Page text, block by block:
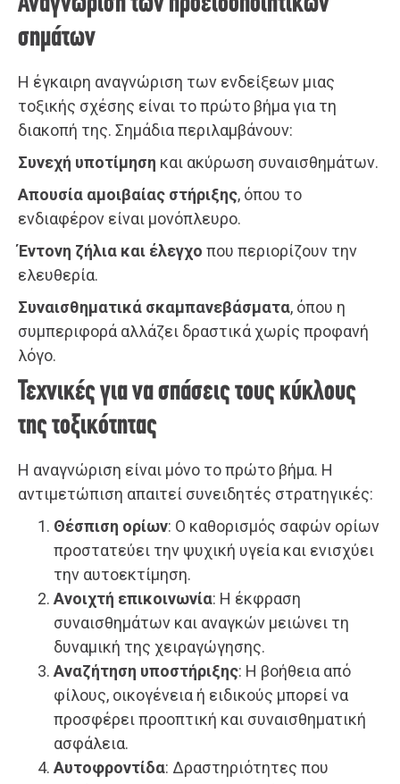
σημάτων
Η έγκαιρη αναγνώριση των ενδείξεων μιας
τοξικής σχέσης είναι το πρώτο βήμα για τη
διακοπή της. Σημάδια περιλαμβάνουν:
Συνεχή υποτίμηση και ακύρωση συναισθημάτων.
Απουσία αμοιβαίας στήριξης, όπου το
ενδιαφέρον είναι μονόπλευρο.
Έντονη ζήλια και έλεγχο που περιορίζουν την
ελευθερία.
Συναισθηματικά σκαμπανεβάσματα, όπου η
συμπεριφορά αλλάζει δραστικά χωρίς προφανή
λόγο.
Τεχνικές για να σπάσεις τους κύκλους
της τοξικότητας
Η αναγνώριση είναι μόνο το πρώτο βήμα. Η
αντιμετώπιση απαιτεί συνειδητές στρατηγικές:
Θέσπιση ορίων: Ο καθορισμός σαφών ορίων
προστατεύει την ψυχική υγεία και ενισχύει
την αυτοεκτίμηση.
Ανοιχτή επικοινωνία: Η έκφραση
συναισθημάτων και αναγκών μειώνει τη
δυναμική της χειραγώγησης.
Αναζήτηση υποστήριξης: Η βοήθεια από
φίλους, οικογένεια ή ειδικούς μπορεί να
προσφέρει προοπτική και συναισθηματική
ασφάλεια.
Αυτοφροντίδα: Δραστηριότητες που